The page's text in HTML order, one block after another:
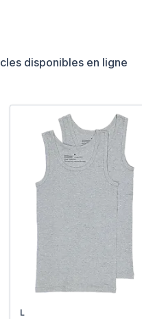
disponibles en ligne
L